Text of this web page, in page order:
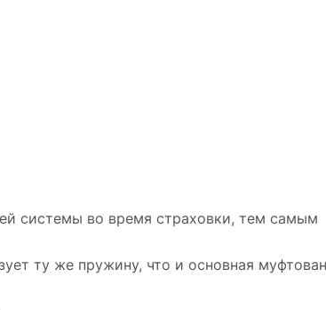
системы во время страховки, тем самым
ту же пружину, что и основная